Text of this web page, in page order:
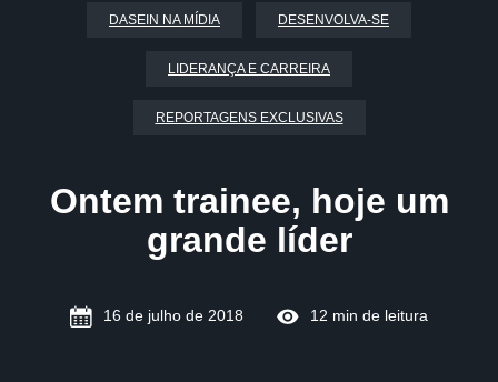
DASEIN NA MÍDIA DESENVOLVA-SE
LIDERANÇA E CARREIRA
REPORTAGENS EXCLUSIVAS
Ontem trainee, hoje um
grande líder
16 de julho de 2018 12 min de leitura